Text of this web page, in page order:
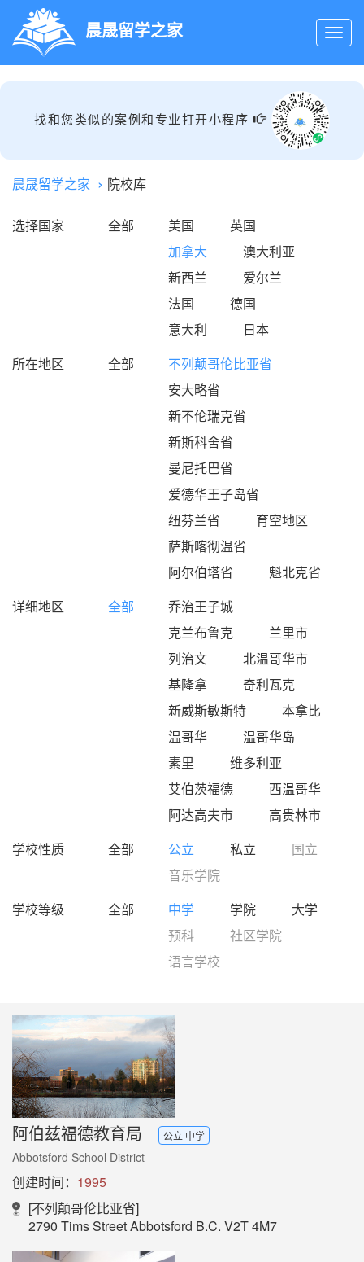
晨晟留学之家
找和您类似的案例和专业打开小程序
晨晟留学之家 院校库
选择国家 全部 美国
英国
加拿大
澳大利亚
新西兰
爱尔兰
法国
德国
意大利
日本
所在地区
全部
不列颠哥伦比亚省
安大略省
新不伦瑞克省
新斯科舍省
曼尼托巴省
爱德华王子岛省
纽芬兰省
育空地区
萨斯喀彻温省
阿尔伯塔省
魁北克省
详细地区
全部
乔治王子城
克兰布鲁克
兰里市
列治文
北温哥华市
基隆拿
奇利瓦克
新威斯敏斯特
本拿比
温哥华
温哥华岛
素里
维多利亚
艾伯茨福德
西温哥华
阿达高夫市
高贵林市
学校性质
全部 公立 私立
国立
音乐学院
学校等级
全部 中学 学院
大学
预科
社区学院
语言学校
阿伯兹福德教育局 公立 中学
Abbotsford School District
创建时间： 1995
[不列颠哥伦比亚省]
2790 Tims Street Abbotsford B.C. V2T 4M7